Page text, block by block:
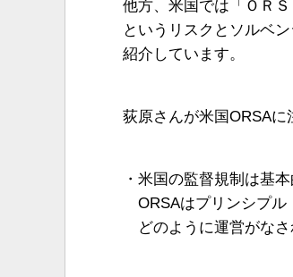
他方、米国では「ＯＲ
というリスクとソルベ
紹介しています。
荻原さんが米国ORSAに
・米国の監督規制は基
ORSAはプリンシプル
どのように運営がなさ